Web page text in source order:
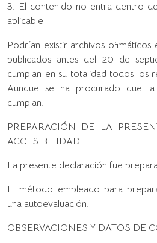
3. El contenido no entra dentro
aplicable
Podrían existir archivos
publicados antes del 20 de
cumplan en su totalidad todos los
Aunque se ha procurado que
cumplan.
PREPARACIÓN DE LA
ACCESIBILIDAD
La presente declaración fue
El método empleado para
una autoevaluación.
OBSERVACIONES Y DATOS DE